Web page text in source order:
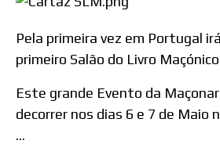
Pela primeira vez em Portugal
primeiro Salão do Livro
Este grande Evento da
decorrer nos dias 6 e 7 de Maio
...